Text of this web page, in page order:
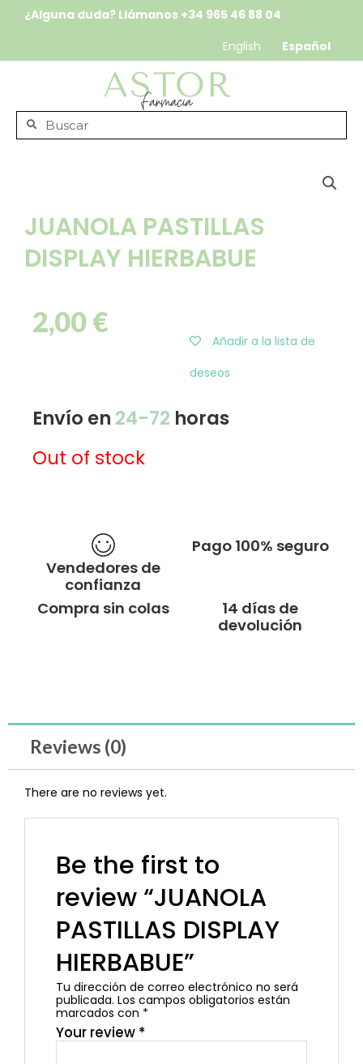
¿Alguna duda? Llámanos +34 965 46 88 04
English
Español
JUANOLA PASTILLAS
DISPLAY HIERBABUE
2,00€
Añadir a la lista de
deseos
Envío en 24-72 horas
Out of stock
Vendedores de
confianza
Pago 100% seguro
Compra sin colas
14 días de
devolución
Reviews (0)
There are no reviews yet.
Be the first to
review “JUANOLA
PASTILLAS DISPLAY
HIERBABUE”
Tu dirección de correo electrónico no será
publicada. Los campos obligatorios están
marcados con *
Your review *